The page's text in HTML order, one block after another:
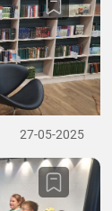
27-05-2025